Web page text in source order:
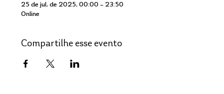
25 de jul. de 2025, 00:00 – 23:50
Online
Compartilhe esse evento